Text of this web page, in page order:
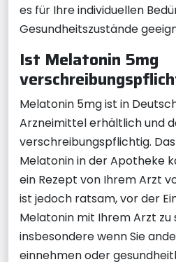
es für Ihre individuellen
Gesundheitszustände
Ist Melatonin 5mg
Melatonin 5mg ist in
Arzneimittel erhältlich und
verschreibungspflichtig.
Melatonin in der Apotheke
ein Rezept von Ihrem Arzt
ist jedoch ratsam, vor der
Melatonin mit Ihrem Arzt zu
insbesondere wenn Sie
einnehmen oder